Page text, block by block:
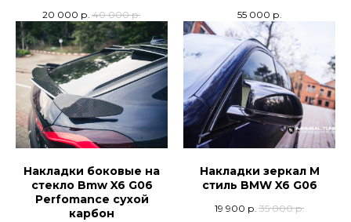
20 000 р. 40 000 р. 55 000 р.
Накладки боковые на
стекло Bmw X6 G06
Perfomance сухой
карбон
Накладки зеркал M
стиль BMW X6 G06
19 900 р. 35 000 р.